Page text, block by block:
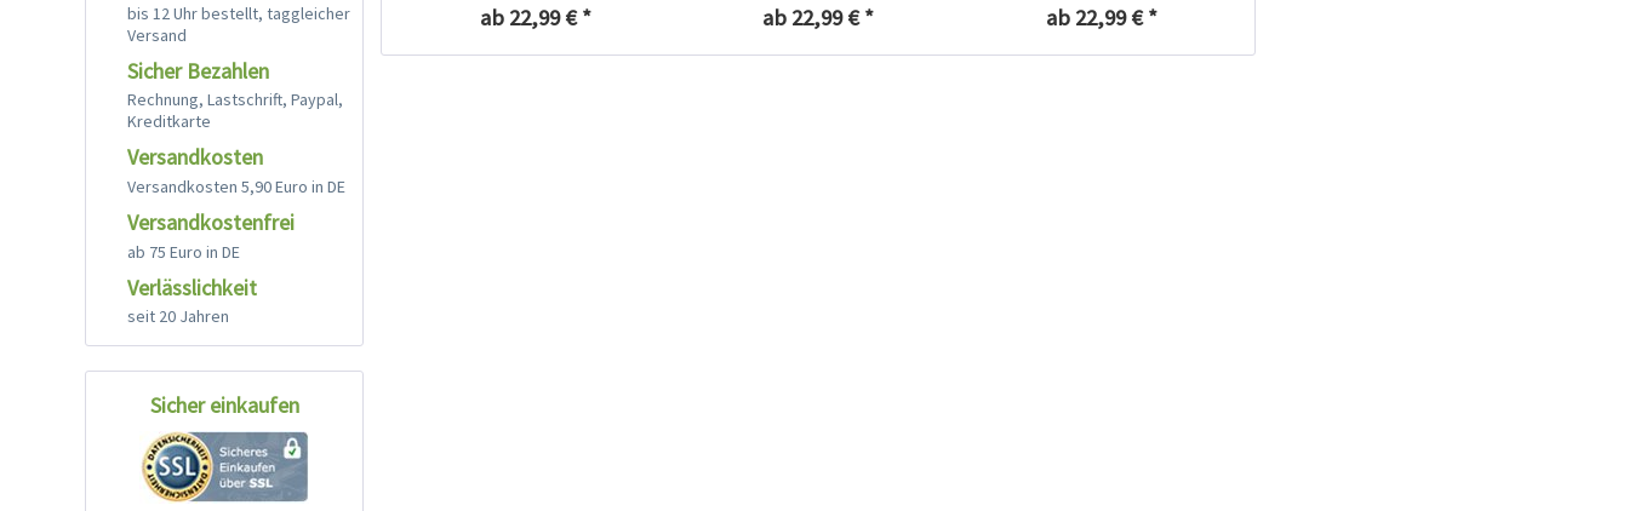
bis 12 Uhr bestellt, taggleicher
Versand
Sicher Bezahlen
Rechnung, Lastschrift, Paypal,
Kreditkarte
Versandkosten
Versandkosten 5,90 Euro in DE
Versandkostenfrei
ab 75 Euro in DE
Verlässlichkeit
seit 20 Jahren
Sicher einkaufen
ab 22,99 € * ab 22,99 € * ab 22,99 € *